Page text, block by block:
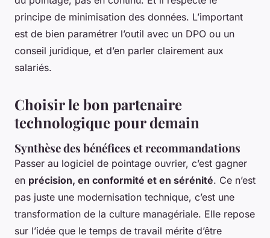
principe de minimisation des données. L’important
est de bien paramétrer l’outil avec un DPO ou un
conseil juridique, et d’en parler clairement aux
salariés.
Choisir le bon partenaire
technologique pour demain
Synthèse des bénéfices et recommandations
Passer au logiciel de pointage ouvrier, c’est gagner
en précision, en conformité et en sérénité. Ce n’est
pas juste une modernisation technique, c’est une
transformation de la culture managériale. Elle repose
sur l’idée que le temps de travail mérite d’être